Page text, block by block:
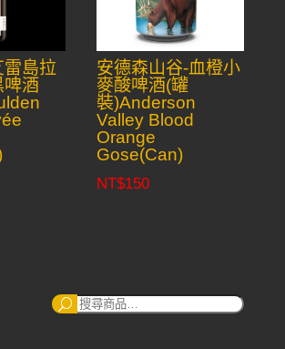
島拉
啤酒
安德森山谷-血橙小
麥酸啤酒(罐
裝)Anderson
Valley Blood
Orange
Gose(Can)
NT$150
搜